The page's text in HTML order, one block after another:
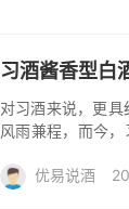
习酒酱香型白
对习酒来说，更
风雨兼程，而今，
亿...
优易说酒